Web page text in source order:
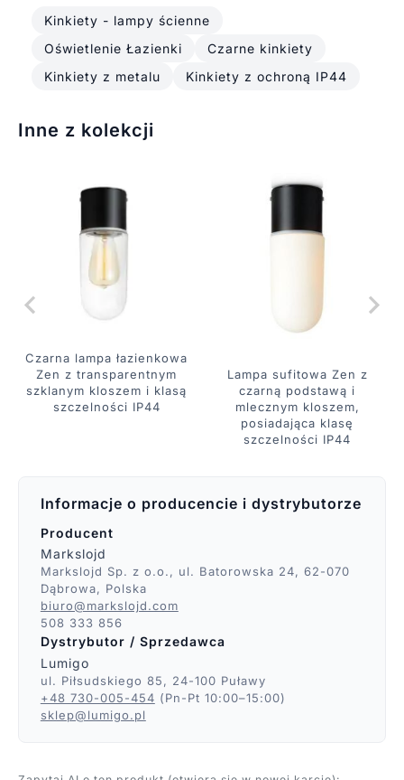
Kinkiety - lampy ścienne
Oświetlenie Łazienki
Czarne kinkiety
Kinkiety z metalu
Kinkiety z ochroną IP44
Inne z kolekcji
Czarna lampa łazienkowa
Zen z transparentnym
szklanym kloszem i klasą
szczelności IP44
Lampa sufitowa Zen z
czarną podstawą i
mlecznym kloszem,
posiadająca klasę
szczelności IP44
Informacje o producencie i dystrybutorze
Producent
Markslojd
Markslojd Sp. z o.o., ul. Batorowska 24, 62-070
Dąbrowa, Polska
biuro@markslojd.com
508 333 856
Dystrybutor / Sprzedawca
Lumigo
ul. Piłsudskiego 85, 24-100 Puławy
+48 730-005-454 (Pn-Pt 10:00–15:00)
sklep@lumigo.pl